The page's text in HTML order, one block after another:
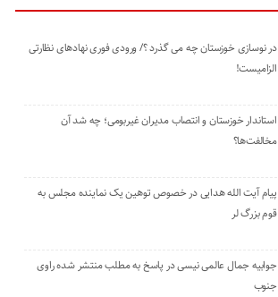
در نوسازی خوزستان چه می گذرد ؟/ ورودی فوری نهادهای نظارتی
الزامیست!
استاندار خوزستان و انتصاب مدیران غیربومی؛ چه شد آن
مخالفت‌ها؟
پیام آیت الله هدایی در خصوص توهین یک نماینده مجلس به
قوم بزرگ لر
جوابیه جمال عالمی نیسی در پاسخ به مطلب منتشر شده راوی
جنوب